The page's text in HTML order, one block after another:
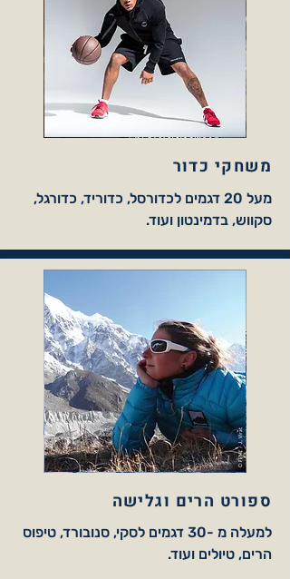
משחקי כדור
מעל 20 דגמים לכדורסל, כדוריד, כדורגל,
סקווש, בדמינטון ועוד.
ספורט הרים וגלישה
למעלה מ -30 דגמים לסקי, סנובורד, טיפוס
הרים, טיולים ועוד.